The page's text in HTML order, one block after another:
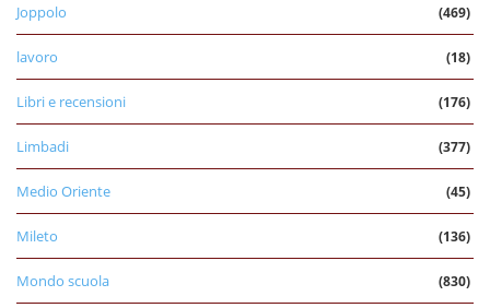
Joppolo (469)
lavoro (18)
Libri e recensioni (176)
Limbadi (377)
Medio Oriente (45)
Mileto (136)
Mondo scuola (830)